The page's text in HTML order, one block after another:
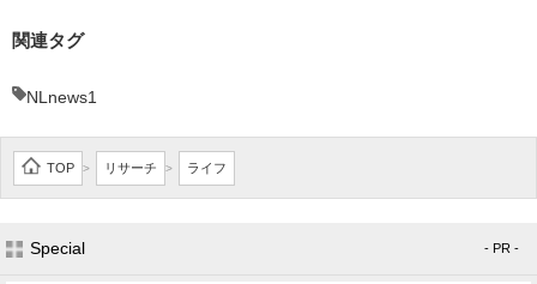
関連タグ
NLnews1
TOP > リサーチ > ライフ
Special - PR -